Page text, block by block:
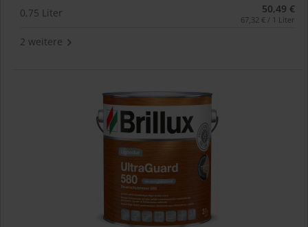
0,75 Liter 50,49 €
67,32 € / 1 Liter
2 weitere